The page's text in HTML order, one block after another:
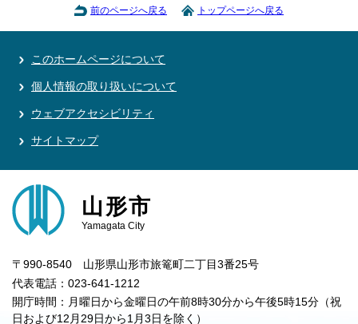
前のページへ戻る トップページへ戻る
このホームページについて
個人情報の取り扱いについて
ウェブアクセシビリティ
サイトマップ
山形市
Yamagata City
〒990-8540 山形県山形市旅篭町二丁目3番25号
代表電話：023-641-1212
開庁時間：月曜日から金曜日の午前8時30分から午後5時15分（祝
日および12月29日から1月3日を除く）